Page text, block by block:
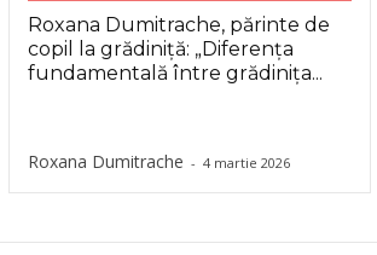
Roxana Dumitrache, părinte de
copil la grădiniță: „Diferența
fundamentală între grădinița...
Roxana Dumitrache - 4 martie 2026